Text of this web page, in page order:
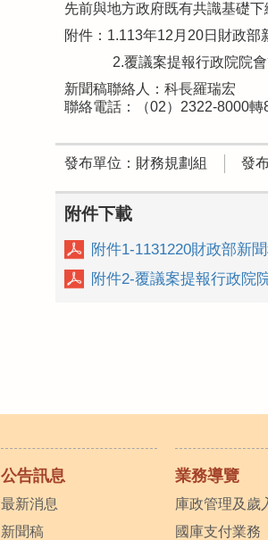
先前與地方政府既有共識基礎
附件：1.113年12月20日財政部
2.覆議案提報行政院院會
新聞稿聯絡人：科長羅瑞宏
聯絡電話：（02）2322-8000轉
發布單位：財務規劃組 發
附件下載
附件1-1131220財政部新
附件2-覆議案提報行政院
公告訊息
最新消息
新聞稿
業務導覽
庫政管理及歲
國庫支付業務